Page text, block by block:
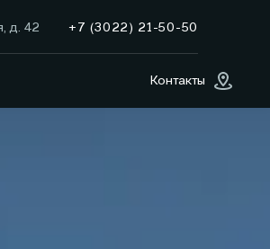
д. 42 +7 (3022) 21-50-50
Контакты